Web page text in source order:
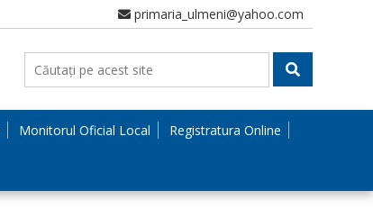
primaria_ulmeni@yahoo.com
Monitorul Oficial Local Registratura Online